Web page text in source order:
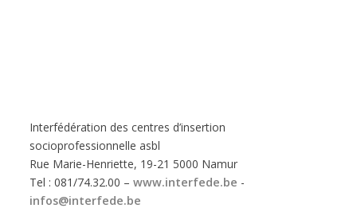
Interfédération des centres d’insertion
socioprofessionnelle asbl
Rue Marie-Henriette, 19-21 5000 Namur
Tel : 081/74.32.00 –www.interfede.be -
infos@interfede.be